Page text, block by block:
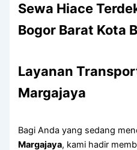
Sewa Hiace
Bogor Barat Kota
Layanan
Margajaya
Bagi Anda yang sedang
Margajaya, kami hadir